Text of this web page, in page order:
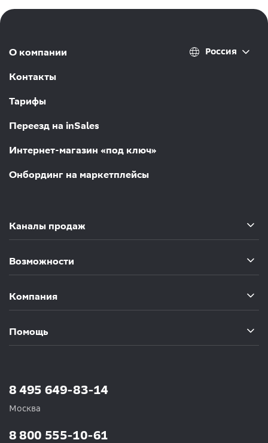
О компании
Контакты
Тарифы
Переезд на inSales
Интернет-магазин «под ключ»
Онбординг на маркетплейсы
Россия
Каналы продаж
Возможности
Компания
Помощь
8 495 649-83-14
Москва
8 800 555-10-61